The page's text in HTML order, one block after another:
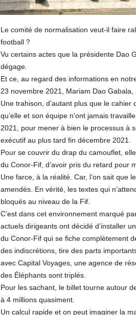
Le comité de normalisation veut-il faire
football ?
Vu certains actes que la présidente Dao
dégage.
Et ce, au regard des informations en
23 novembre 2021, Mariam Dao
Une trahison, d’autant plus que le
qu’elle et son équipe n’ont jamais
2021, pour mener à bien le processus à
exécutif au plus tard fin décembre 2021.
Pour se couvrir du drap du camouflet,
du Conor-Fif, d’avoir pris du retard pour
Une farce, à la réalité. Car, l’on sait que
amendés. En vérité, les textes qui
bloqués au niveau de la Fif.
C’est dans cet environnement marqué
actuels dirigeants ont décidé d’installer
du Conor-Fif qui se fiche complètement
des indiscrétions, tire des parts
avec Capital Voyages, une agence de
des Éléphants sont triplés.
Pour les sachant, le billet tourne autour
à 4 millions quasiment.
Un calcul rapide et on peut imaginer la